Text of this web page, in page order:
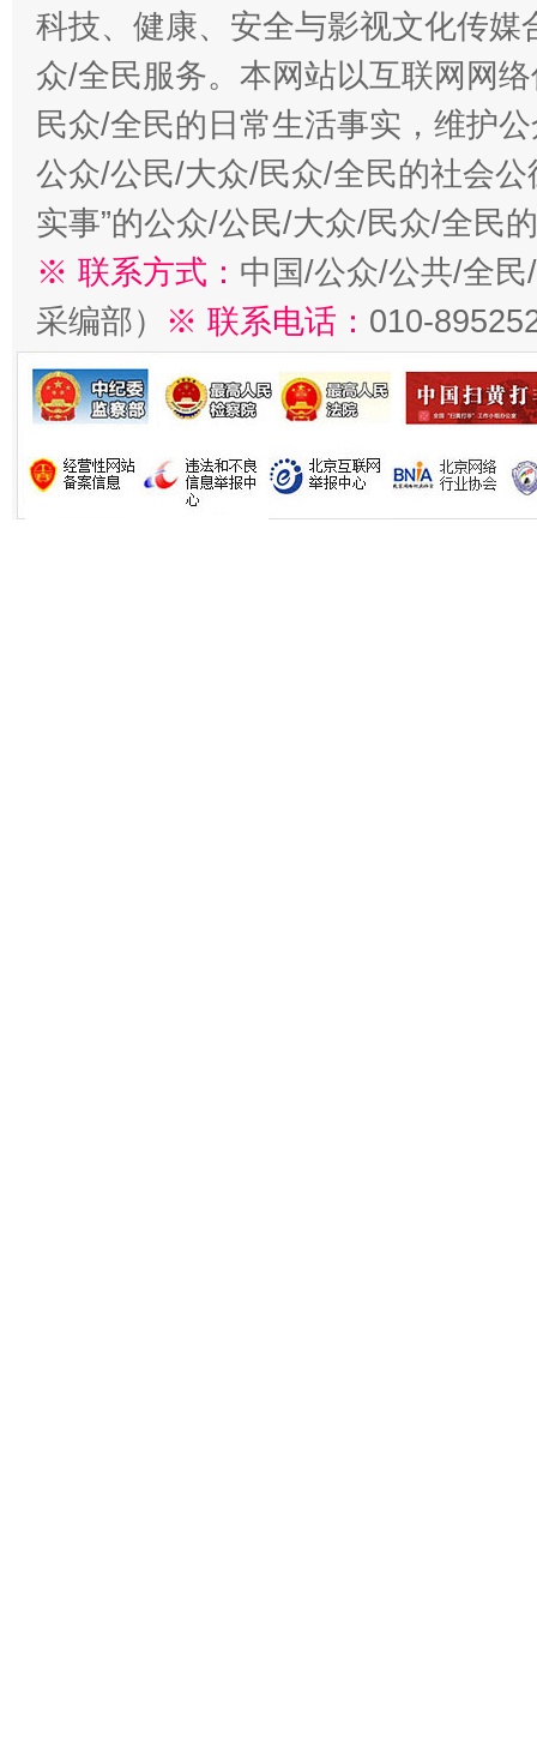
科技、健康、安全与影视文化传
众/全民服务。本网站以互联网网
民众/全民的日常生活事实，维护
公众/公民/大众/民众/全民的社会公
实事”的公众/公民/大众/民众/全民
※ 联系方式： 中国/公众/公共/全
采编部） ※ 联系电话： 010-